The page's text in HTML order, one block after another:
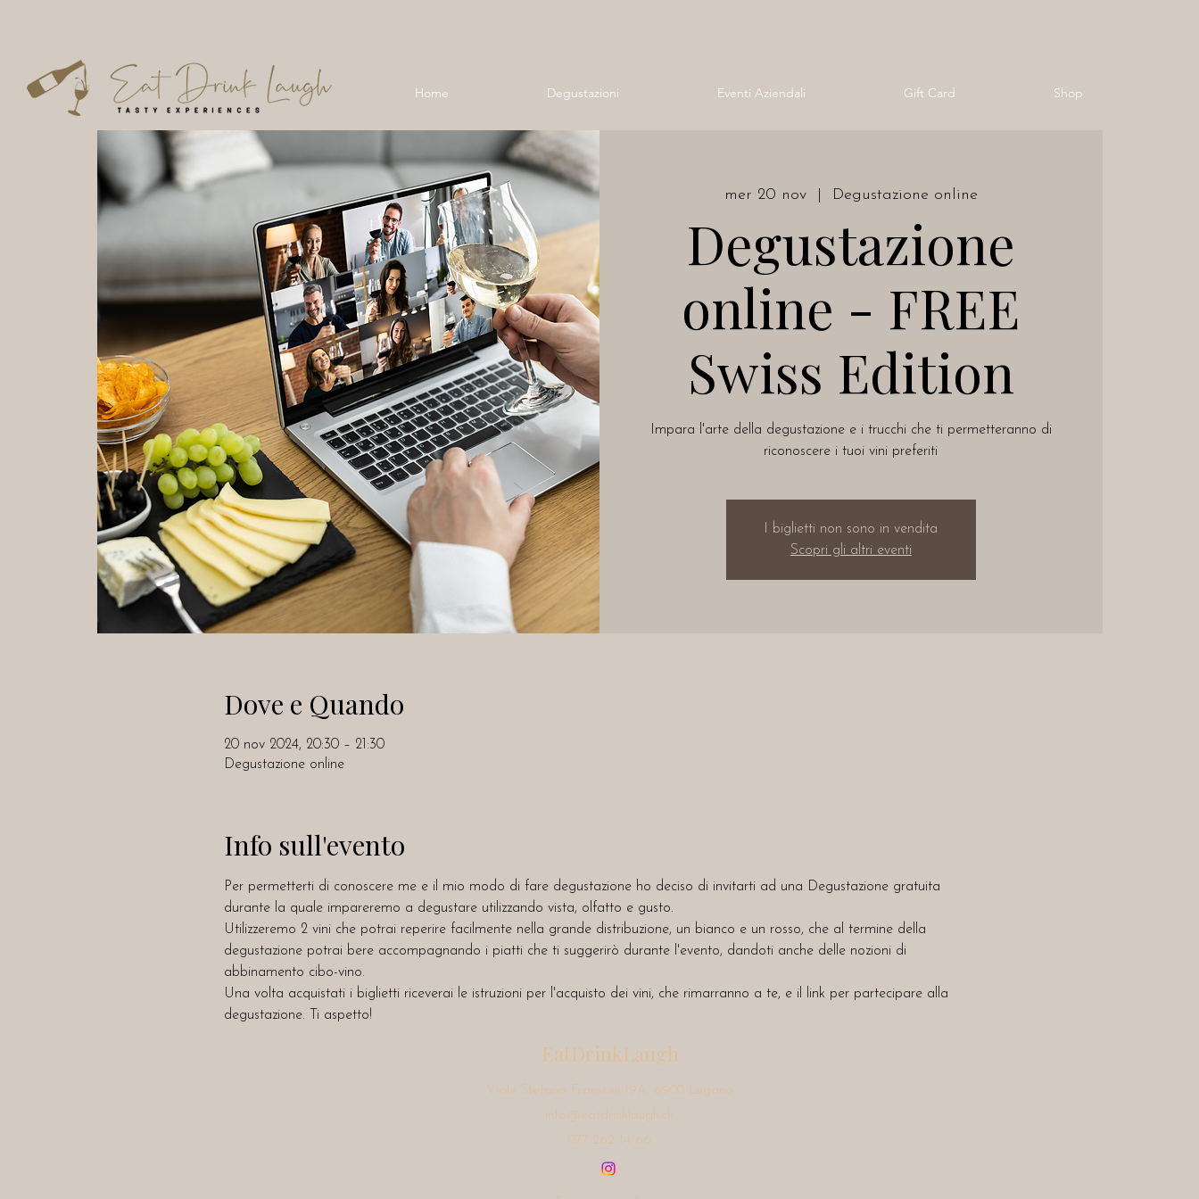
Home Degustazioni Eventi Aziendali Gift Card Shop
mer 20 nov
  |
Degustazione online
Degustazione
online - FREE
Swiss Edition
Impara l'arte della degustazione e i trucchi che ti permetteranno di
riconoscere i tuoi vini preferiti
I biglietti non sono in vendita
Scopri gli altri eventi
Dove e Quando
20 nov 2024, 20:30 – 21:30
Degustazione online
Info sull'evento
Per permetterti di conoscere me e il mio modo di fare degustazione ho deciso di invitarti ad una Degustazione gratuita
durante la quale impareremo a degustare utilizzando vista, olfatto e gusto.
Utilizzeremo 2 vini che potrai reperire facilmente nella grande distribuzione, un bianco e un rosso, che al termine della
degustazione potrai bere accompagnando i piatti che ti suggerirò durante l'evento, dandoti anche delle nozioni di
abbinamento cibo-vino.
Una volta acquistati i biglietti riceverai le istruzioni per l'acquisto dei vini, che rimarranno a te, e il link per partecipare alla
degustazione. Ti aspetto!
EatDrinkLaugh
Viale Stefano Franscini 19A, 6900 Lugano
info@eatdrinklaugh.ch
077 262 14 66